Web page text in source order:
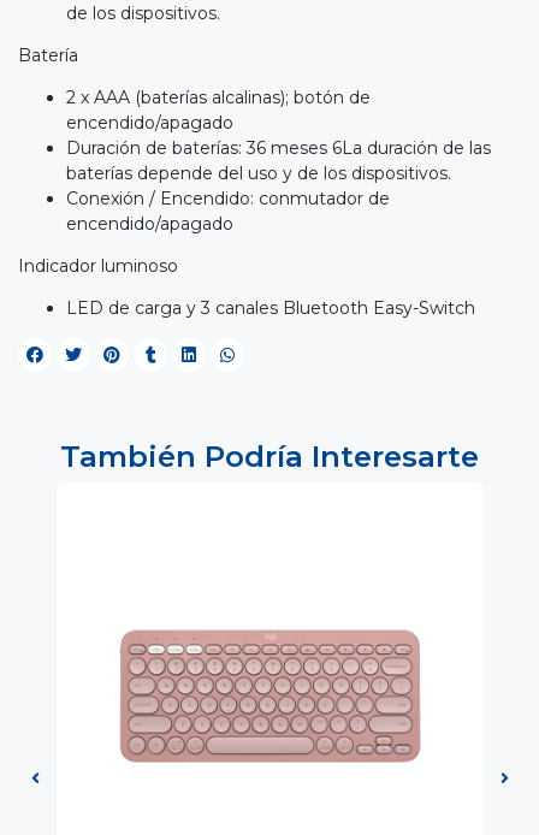
de los dispositivos.
Batería
2 x AAA (baterías alcalinas); botón de
encendido/apagado
Duración de baterías: 36 meses 6La duración de las
baterías depende del uso y de los dispositivos.
Conexión / Encendido: conmutador de
encendido/apagado
Indicador luminoso
LED de carga y 3 canales Bluetooth Easy-Switch
También Podría Interesarte